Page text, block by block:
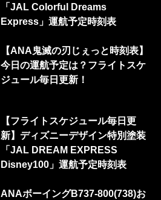
「JAL Colorful Dreams
Express」運航予定時刻表
【ANA鬼滅の刃じぇっと時刻表】
今日の運航予定は？フライトスケ
ジュール毎日更新！
【フライトスケジュール毎日更
新】ディズニーデザイン特別塗装
「JAL DREAM EXPRESS
Disney100」運航予定時刻表
ANAボーイングB737-800(738)お